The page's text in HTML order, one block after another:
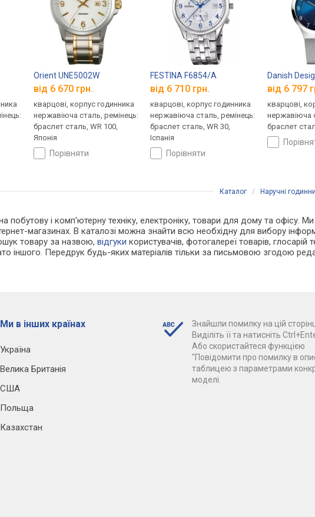
Orient UNE5002W
від 6 670 грн.
кварцові, корпус годинника
нержавіюча сталь, ремінець:
браслет сталь, WR 100,
Японія
порівняти
FESTINA F6854/A
від 6 710 грн.
кварцові, корпус годинника
нержавіюча сталь, ремінець:
браслет сталь, WR 30,
Іспанія
порівняти
Danish
від 6 797
кварцові,
нержавіюча
браслет
Каталог / Наручні
на побутову і комп'ютерну техніку, електроніку, товари для дому та
магазинах. В каталозі можна знайти всю необхідну для вибору
товару за назвою,відгуки користувачів, фотогалереї товарів, глосарій
іншого. Передрук будь-яких матеріалів тільки за письмовою згодою
Ми в інших країнах
Україна
Велика Британія
США
Польща
Казахстан
Знайшли помилку на цій
Виділіть її та натисніть
Або скористайтеся функцією
"Повідомити про помилку в
таблицею з параметрами
моделі.